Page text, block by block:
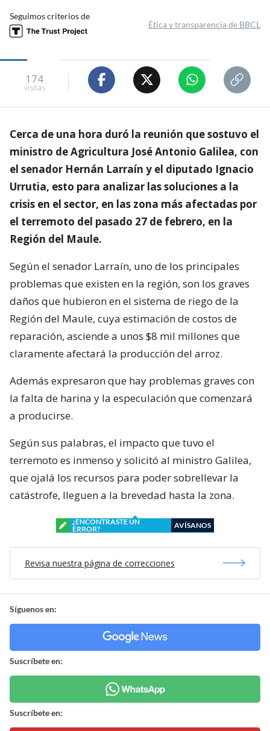
Seguimos criterios de
Ética y transparencia de BBCL
174
visitas
Cerca de una hora duró la reunión que sostuvo el
ministro de Agricultura José Antonio Galilea, con
el senador Hernán Larraín y el diputado Ignacio
Urrutia, esto para analizar las soluciones a la
crisis en el sector, en las zona más afectadas por
el terremoto del pasado 27 de febrero, en la
Región del Maule.
Según el senador Larraín, uno de los principales
problemas que existen en la región, son los graves
daños que hubieron en el sistema de riego de la
Región del Maule, cuya estimación de costos de
reparación, asciende a unos $8 mil millones que
claramente afectará la producción del arroz.
Además expresaron que hay problemas graves con
la falta de harina y la especulación que comenzará
a producirse.
Según sus palabras, el impacto que tuvo el
terremoto es inmenso y solicitó al ministro Galilea,
que ojalá los recursos para poder sobrellevar la
catástrofe, lleguen a la brevedad hasta la zona.
¿ENCONTRASTE UN
ERROR?
AVÍSANOS
Revisa nuestra página de correcciones
Síguenos en:
Suscríbete en:
Suscríbete en: